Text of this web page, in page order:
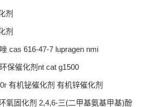
剂
剂
cas 616-47-7 lupragen nmi
保催化剂nt cat g1500
有机铋催化剂 有机锌催化剂
氧固化剂 2,4,6-三(二甲基氨基甲基)酚